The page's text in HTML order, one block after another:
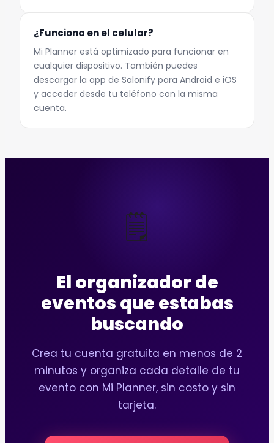
¿Funciona en el celular?
Mi Planner está optimizado para funcionar en
cualquier dispositivo. También puedes
descargar la app de Salonify para Android e iOS
y acceder desde tu teléfono con la misma
cuenta.
🗒️
El organizador de
eventos que estabas
buscando
Crea tu cuenta gratuita en menos de 2
minutos y organiza cada detalle de tu
evento con Mi Planner, sin costo y sin
tarjeta.